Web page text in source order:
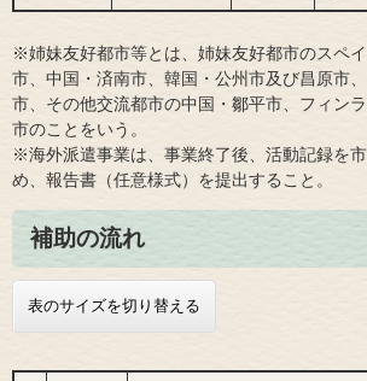
※姉妹友好都市等とは、姉妹友好都市のスペ
市、中国・済南市、韓国・公州市及び昌原市
市、その他交流都市の中国・鄒平市、フィン
市のことをいう。
※海外派遣事業は、事業終了後、活動記録を
め、報告書（任意様式）を提出すること。
補助の流れ
表のサイズを切り替える